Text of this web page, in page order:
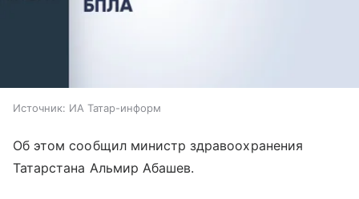
Источник: ИА Татар-информ
Об этом сообщил министр здравоохранения
Татарстана Альмир Абашев.